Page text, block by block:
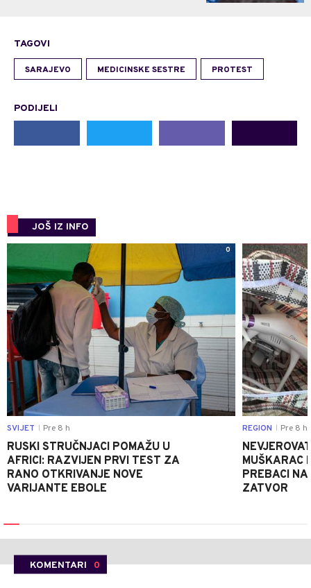
TAGOVI
SARAJEVO MEDICINSKE SESTRE PROTEST
PODIJELI
JOŠ IZ INFO
0
SVIJET Pre 8 h
RUSKI STRUČNJACI POMAŽU U
AFRICI: RAZVIJEN PRVI TEST ZA
RANO OTKRIVANJE NOVE
VARIJANTE EBOLE
REGION Pre 8 h
MUŠKARAC
PREBACI
ZATVOR
KOMENTARI 0